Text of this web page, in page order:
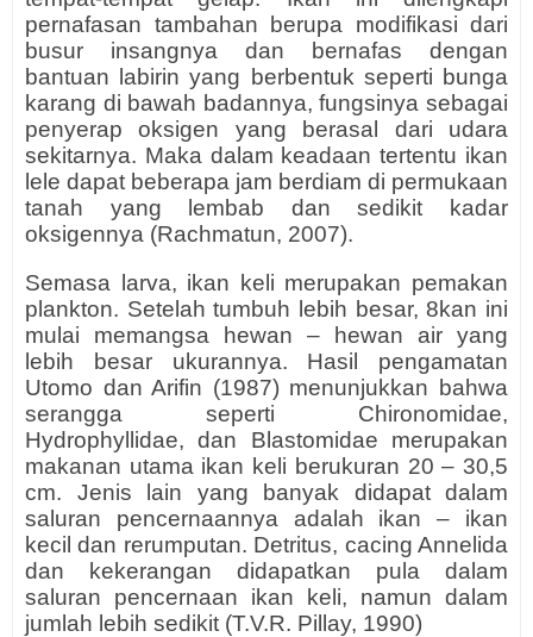
pernafasan tambahan berupa modifikasi dari
busur insangnya dan bernafas dengan
bantuan labirin yang berbentuk seperti bunga
karang di bawah badannya, fungsinya sebagai
penyerap oksigen yang berasal dari udara
sekitarnya. Maka dalam keadaan tertentu ikan
lele dapat beberapa jam berdiam di permukaan
tanah yang lembab dan sedikit kadar
oksigennya (Rachmatun, 2007).
Semasa larva, ikan keli merupakan pemakan
plankton. Setelah tumbuh lebih besar, 8kan ini
mulai memangsa hewan – hewan air yang
lebih besar ukurannya. Hasil pengamatan
Utomo dan Arifin (1987) menunjukkan bahwa
serangga seperti Chironomidae,
Hydrophyllidae, dan Blastomidae merupakan
makanan utama ikan keli berukuran 20 – 30,5
cm. Jenis lain yang banyak didapat dalam
saluran pencernaannya adalah ikan – ikan
kecil dan rerumputan. Detritus, cacing Annelida
dan kekerangan didapatkan pula dalam
saluran pencernaan ikan keli, namun dalam
jumlah lebih sedikit (T.V.R. Pillay, 1990)